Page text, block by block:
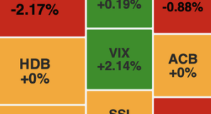
Tiếng nói công dân
An ninh - Hình sự